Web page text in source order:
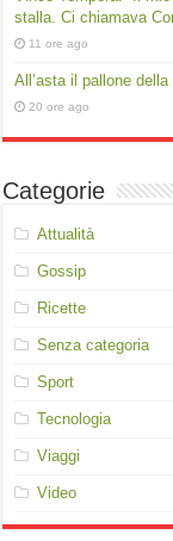
stalla. Ci chiamava
11 ore ago
All’asta il pallone
20 ore ago
Categorie
Attualità
Gossip
Ricette
Senza categoria
Sport
Tecnologia
Viaggi
Video